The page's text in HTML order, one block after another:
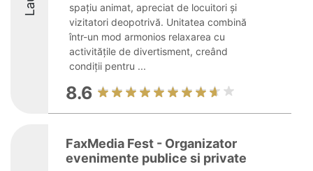
spațiu animat, apreciat de locuitori și
vizitatori deopotrivă. Unitatea combină
într-un mod armonios relaxarea cu
activitățile de divertisment, creând
condiții pentru ...
8.6
FaxMedia Fest - Organizator
evenimente publice si private